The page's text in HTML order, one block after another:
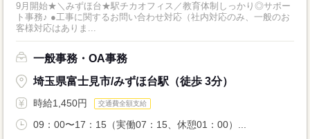
9月開始★＼みずほ台★駅チカオフィス／教育体制しっかり◎サポー
ト事務♪ ●工事に関するお問い合わせ対応（社内対応のみ、一般のお
客様対応はありま...
一般事務・OA事務
埼玉県富士見市/みずほ台駅（徒歩 3分）
時給1,450円 交通費全額支給
09：00〜17：15（実働07：15、休憩01：00）...